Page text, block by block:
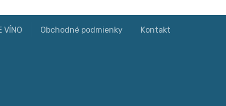
VÍNO Obchodné podmienky Kontakt